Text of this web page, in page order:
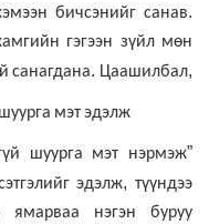
бичсэнийг санав.
гэгээн зүйл мөн
санагдана. Цаашилбал,
шуурга мэтэдэлж
шуурга мэт нэрмэж”
эдэлж,түүндээ
ямарваа нэгэн
буруу